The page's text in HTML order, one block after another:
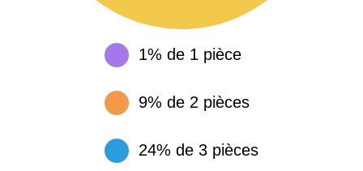
1% de 1 pièce
9% de 2 pièces
24% de 3 pièces